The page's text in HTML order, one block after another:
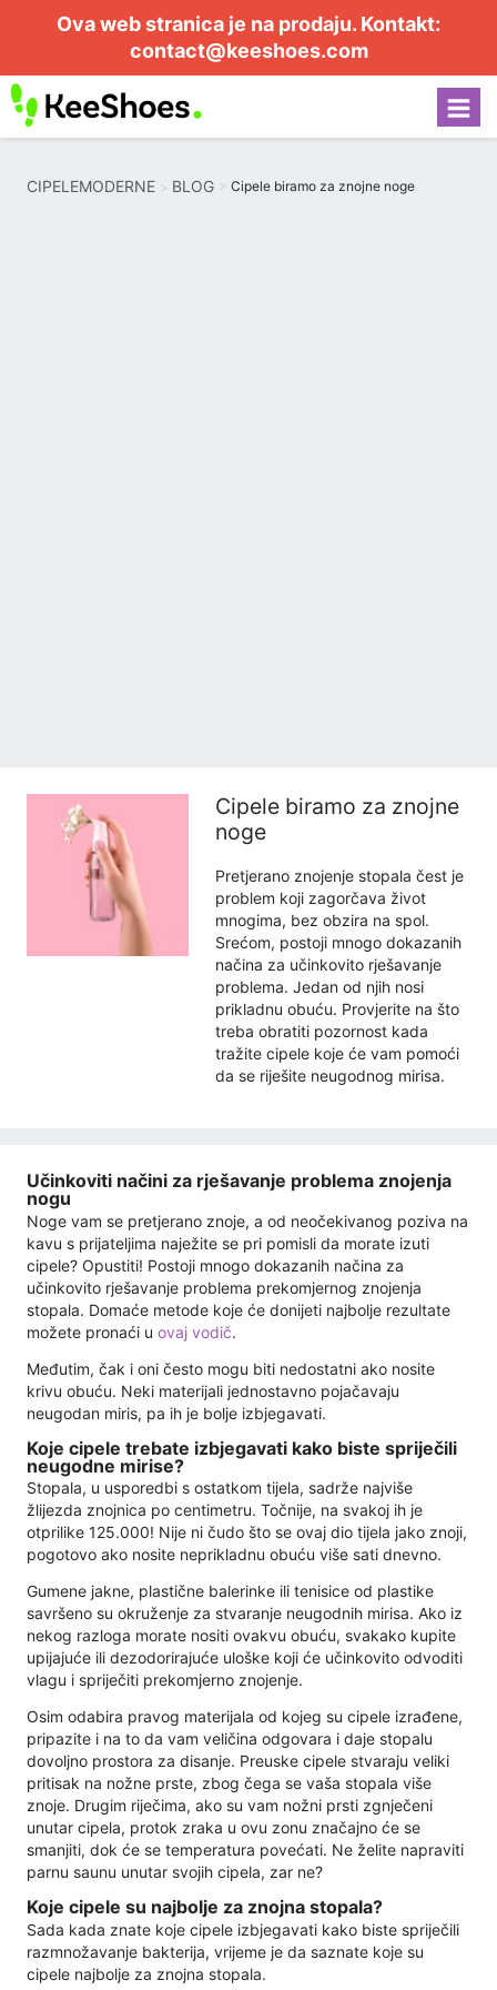
Ova web stranica je na prodaju. Kontakt:
contact@keeshoes.com
CIPELEMODERNE BLOG Cipele biramo za znojne noge
Cipele biramo za znojne
noge
Pretjerano znojenje stopala čest je
problem koji zagorčava život
mnogima, bez obzira na spol.
Srećom, postoji mnogo dokazanih
načina za učinkovito rješavanje
problema. Jedan od njih nosi
prikladnu obuću. Provjerite na što
treba obratiti pozornost kada
tražite cipele koje će vam pomoći
da se riješite neugodnog mirisa.
Učinkoviti načini za rješavanje problema znojenja
nogu
Noge vam se pretjerano znoje, a od neočekivanog poziva na
kavu s prijateljima naježite se pri pomisli da morate izuti
cipele? Opustiti! Postoji mnogo dokazanih načina za
učinkovito rješavanje problema prekomjernog znojenja
stopala. Domaće metode koje će donijeti najbolje rezultate
možete pronaći u ovaj vodič.
Međutim, čak i oni često mogu biti nedostatni ako nosite
krivu obuću. Neki materijali jednostavno pojačavaju
neugodan miris, pa ih je bolje izbjegavati.
Koje cipele trebate izbjegavati kako biste spriječili
neugodne mirise?
Stopala, u usporedbi s ostatkom tijela, sadrže najviše
žlijezda znojnica po centimetru. Točnije, na svakoj ih je
otprilike 125.000! Nije ni čudo što se ovaj dio tijela jako znoji,
pogotovo ako nosite neprikladnu obuću više sati dnevno.
Gumene jakne, plastične balerinke ili tenisice od plastike
savršeno su okruženje za stvaranje neugodnih mirisa. Ako iz
nekog razloga morate nositi ovakvu obuću, svakako kupite
upijajuće ili dezodorirajuće uloške koji će učinkovito odvoditi
vlagu i spriječiti prekomjerno znojenje.
Osim odabira pravog materijala od kojeg su cipele izrađene,
pripazite i na to da vam veličina odgovara i daje stopalu
dovoljno prostora za disanje. Preuske cipele stvaraju veliki
pritisak na nožne prste, zbog čega se vaša stopala više
znoje. Drugim riječima, ako su vam nožni prsti zgnječeni
unutar cipela, protok zraka u ovu zonu značajno će se
smanjiti, dok će se temperatura povećati. Ne želite napraviti
parnu saunu unutar svojih cipela, zar ne?
Koje cipele su najbolje za znojna stopala?
Sada kada znate koje cipele izbjegavati kako biste spriječili
razmnožavanje bakterija, vrijeme je da saznate koje su
cipele najbolje za znojna stopala.